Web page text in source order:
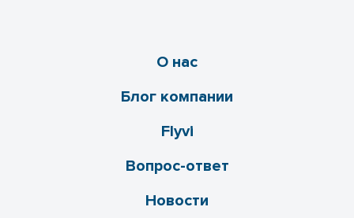
О нас
Блог компании
Flyvi
Вопрос-ответ
Новости